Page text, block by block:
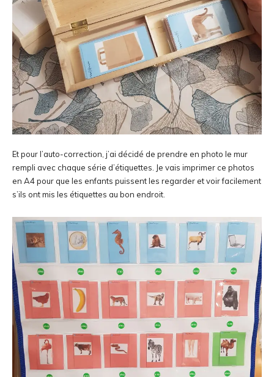
Et pour l’auto-correction, j’ai décidé de prendre en photo le mur
rempli avec chaque série d’étiquettes. Je vais imprimer ce photos
en A4 pour que les enfants puissent les regarder et voir facilement
s’ils ont mis les étiquettes au bon endroit.